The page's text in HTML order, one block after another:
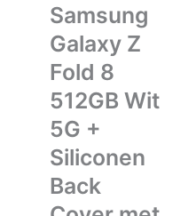
Samsung
Galaxy Z
Fold 8
512GB Wit
5G +
Siliconen
Back